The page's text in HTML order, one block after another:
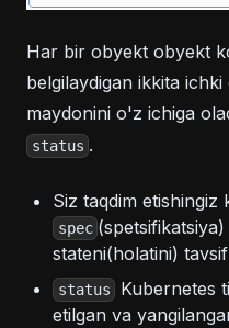
Har bir obyekt obyekt
belgilaydigan ikkita
maydonini o'z ichiga
status .
Siz taqdim
spec
stateni(holatini)
status
Kubernetes
etilgan va